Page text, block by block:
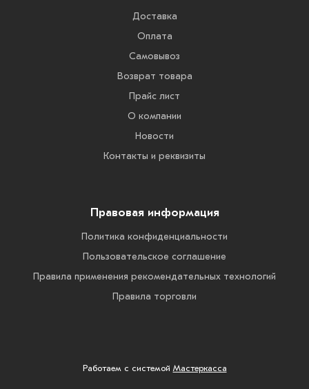
Доставка
Оплата
Самовывоз
Возврат товара
Прайс лист
О компании
Новости
Контакты и реквизиты
Правовая информация
Политика конфиденциальности
Пользовательское соглашение
Правила применения рекомендательных технологий
Правила торговли
Работаем с системой Мастеркасса